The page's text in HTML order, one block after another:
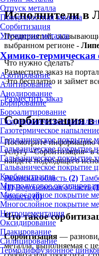
Отпуск металла
Поверхностная закалка
Сорбитизация
Улучшение металла
Химико-термическая
Азотирование
Алитирование
Анодирование
Борирование
Бороалитирование
Газодинамическое
Газотермическое
Гальваническое покрытие
Гальваническое покрытие
Гальваническое покрытие
Гальваническое покрытие
Карбонитрация
Микродуговое
Многослойное покрытие
Многослойное покрытие
Нитроцементация
Оксидирование
Плакирование
Силицирование
Термодиффузионное
Исполнители в
Предприятий,
выбранном регионе -
Что нужно сделать?
Разместите заказ на
Это бесплатно и займет
Разместить заказ
Сорбитизация в
Посмотрите информацию
услугу «Сорбитизация»
найдете подходящего
Рязанская область (2)
(1) Воронежская область
область(0)
Что такое
Сорбитизация —
металла, выполняемая с